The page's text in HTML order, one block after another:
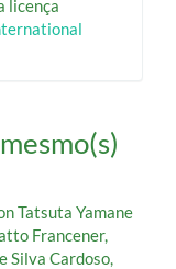
licença
Tatsuta Yamane
Francener,
Silva Cardoso,